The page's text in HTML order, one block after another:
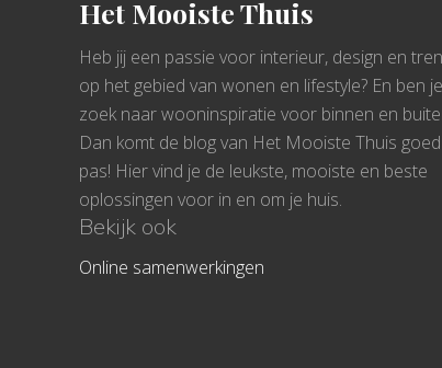
Het Mooiste Thuis
Heb jij een passie voor interieur, design en
op het gebied van wonen en lifestyle? En ben
zoek naar wooninspiratie voor binnen en
Dan komt de blog van Het Mooiste Thuis
pas! Hier vind je de leukste, mooiste en beste
oplossingen voor in en om je huis.
Bekijk ook
Online samenwerkingen